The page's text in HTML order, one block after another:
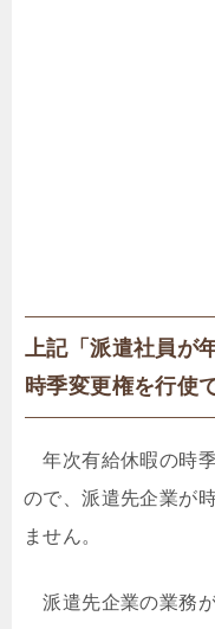
上記「派遣社員が
時季変更権を行使
年次有給休暇の時
ので、派遣先企業が
ません。
派遣先企業の業務